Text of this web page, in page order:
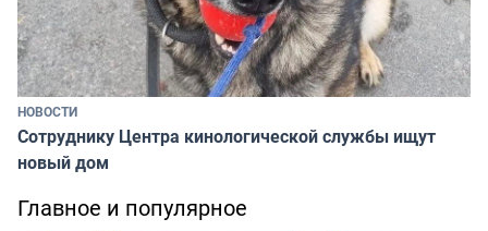
НОВОСТИ
Сотруднику Центра кинологической службы ищут
новый дом
Главное и популярное